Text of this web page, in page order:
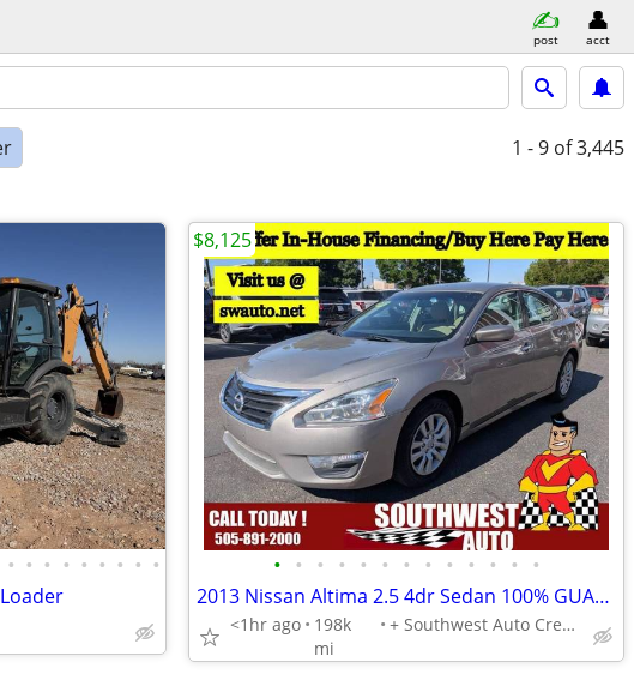
post acct
1 - 9 of 3,445
• • • • • • • • • • • • • • • • • • • • • •
2013 Nissan Altima 2.5 4dr Sedan 100% GUARANTEED CREDIT APPROVAL!
<1hr ago
198k
mi
+ Southwest Auto Credit
$8,125